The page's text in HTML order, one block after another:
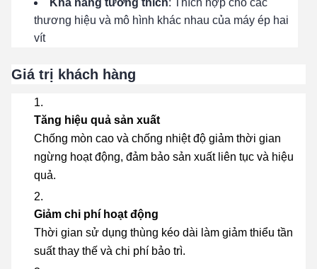
thương hiệu và mô hình khác nhau của máy ép hai
vít
Giá trị khách hàng
Tăng hiệu quả sản xuất
Chống mòn cao và chống nhiệt độ giảm thời gian
ngừng hoạt động, đảm bảo sản xuất liên tục và hiệu
quả.
Giảm chi phí hoạt động
Thời gian sử dụng thùng kéo dài làm giảm thiểu tần
suất thay thế và chi phí bảo trì.